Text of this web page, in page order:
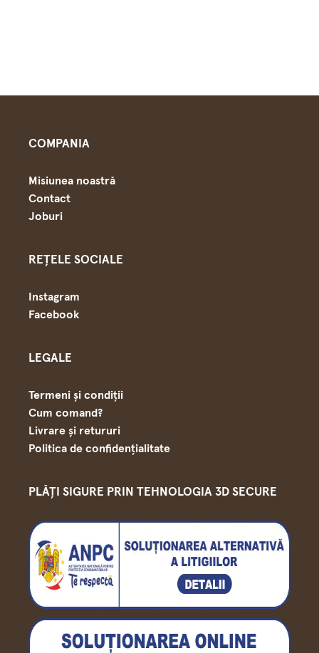
COMPANIA
Misiunea noastră
Contact
Joburi
REȚELE SOCIALE
Instagram
Facebook
LEGALE
Termeni și condiții
Cum comand?
Livrare și retururi
Politica de confidențialitate
PLĂȚI SIGURE PRIN TEHNOLOGIA 3D SECURE